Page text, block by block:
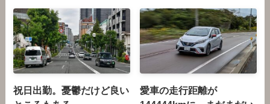
祝日出勤。憂鬱だけど良い
愛車の走行距離が